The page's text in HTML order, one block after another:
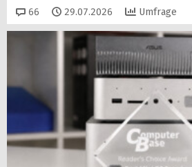
66 Kommentare
29.07.2026 Umfrage